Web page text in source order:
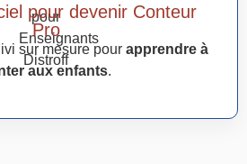
pour devenir Conteur
Pro
sur mesure pour apprendre à
aux enfants.